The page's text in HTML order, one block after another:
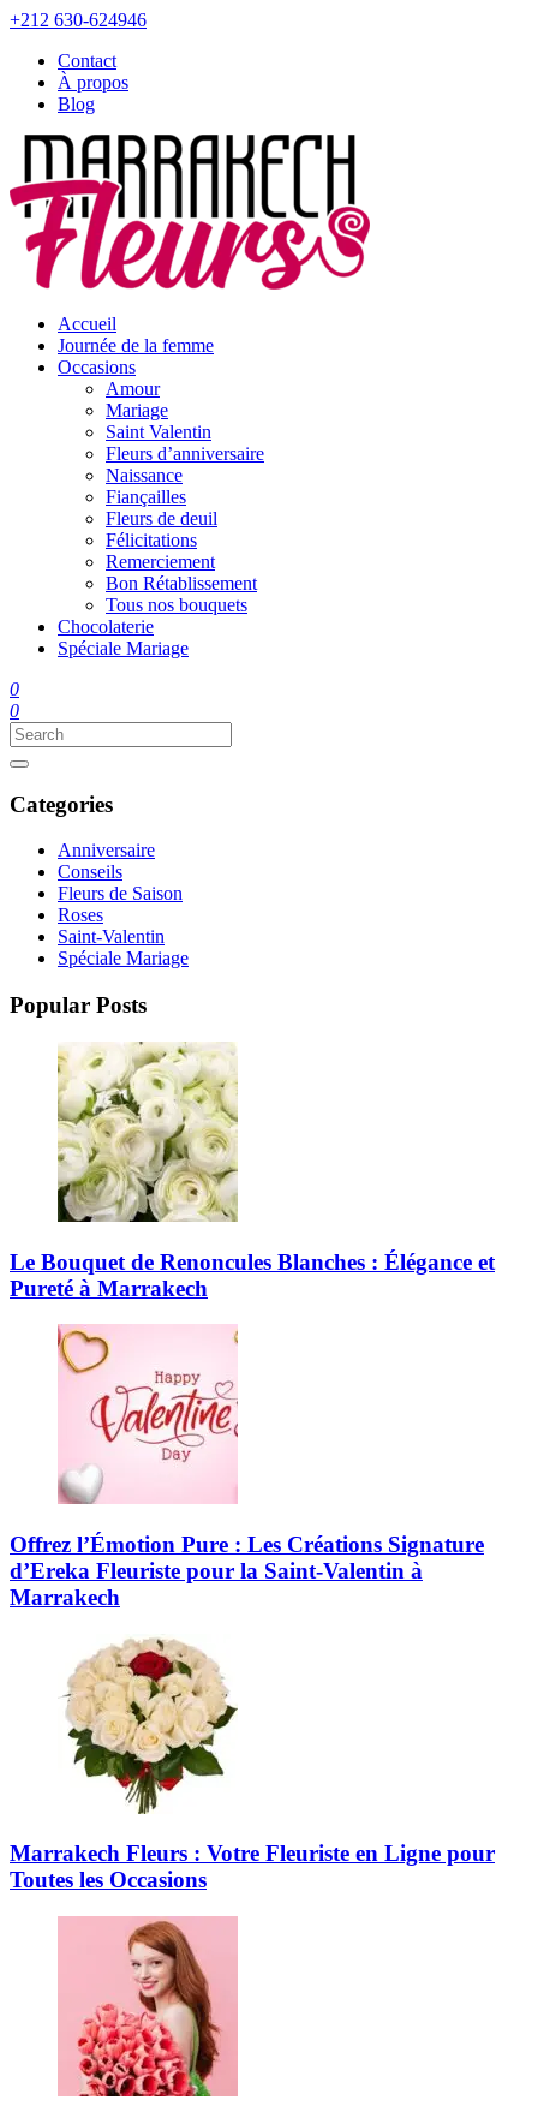
+212 630-624946
Contact
À propos
Blog
Accueil
Journée de la femme
Occasions
Amour
Mariage
Saint Valentin
Fleurs d’anniversaire
Naissance
Fiançailles
Fleurs de deuil
Félicitations
Remerciement
Bon Rétablissement
Tous nos bouquets
Chocolaterie
Spéciale Mariage
0
0
Categories
Anniversaire
Conseils
Fleurs de Saison
Roses
Saint-Valentin
Spéciale Mariage
Popular Posts
Le Bouquet de Renoncules Blanches : Élégance et
Pureté à Marrakech
Offrez l’Émotion Pure : Les Créations Signature
d’Ereka Fleuriste pour la Saint-Valentin à
Marrakech
Marrakech Fleurs : Votre Fleuriste en Ligne pour
Toutes les Occasions